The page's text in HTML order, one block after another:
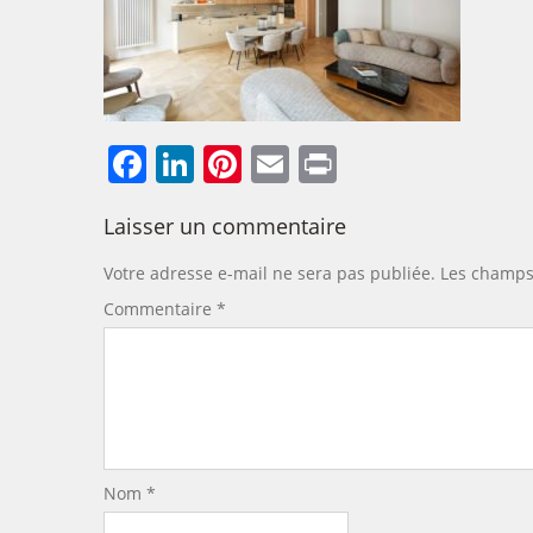
Facebook
LinkedIn
Pinterest
Email
Laisser un commentaire
Votre adresse e-mail ne sera pas publiée. Les
Commentaire *
Nom *